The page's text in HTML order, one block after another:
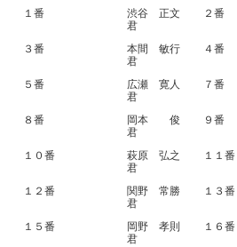
１番
渋谷 正文
君
２番
３番
本間 敏行
君
４番
５番
広瀬 寛人
君
７番
８番
岡本 俊
君
９番
１０番
萩原 弘之
君
１１番
１２番
関野 常勝
君
１３番
１５番
岡野 孝則
君
１６番